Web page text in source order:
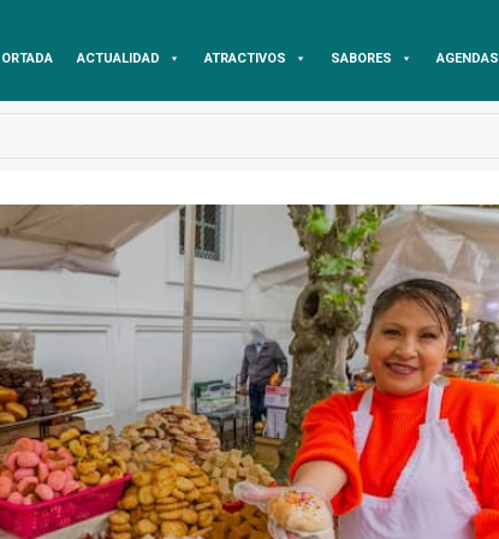
ACTUALIDAD ATRACTIVOS SABORES AGENDAS